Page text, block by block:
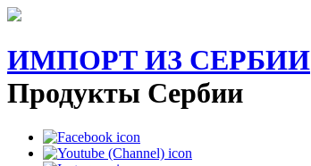
ИМПОРТ ИЗ СЕРБИИ
Продукты Сербии